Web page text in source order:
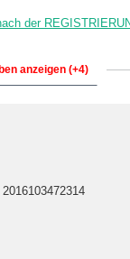
der
anzeigen (+4)
2016103472314